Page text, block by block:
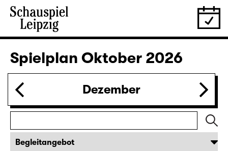
Wiederaufnahme
IMMER EINE MEHR ALS DU (UA)
von Lina Wegner
Regie: von Lina Wegner
Musikalische Lesung
Christiane Rösinger: „The Joy of
Ageing“